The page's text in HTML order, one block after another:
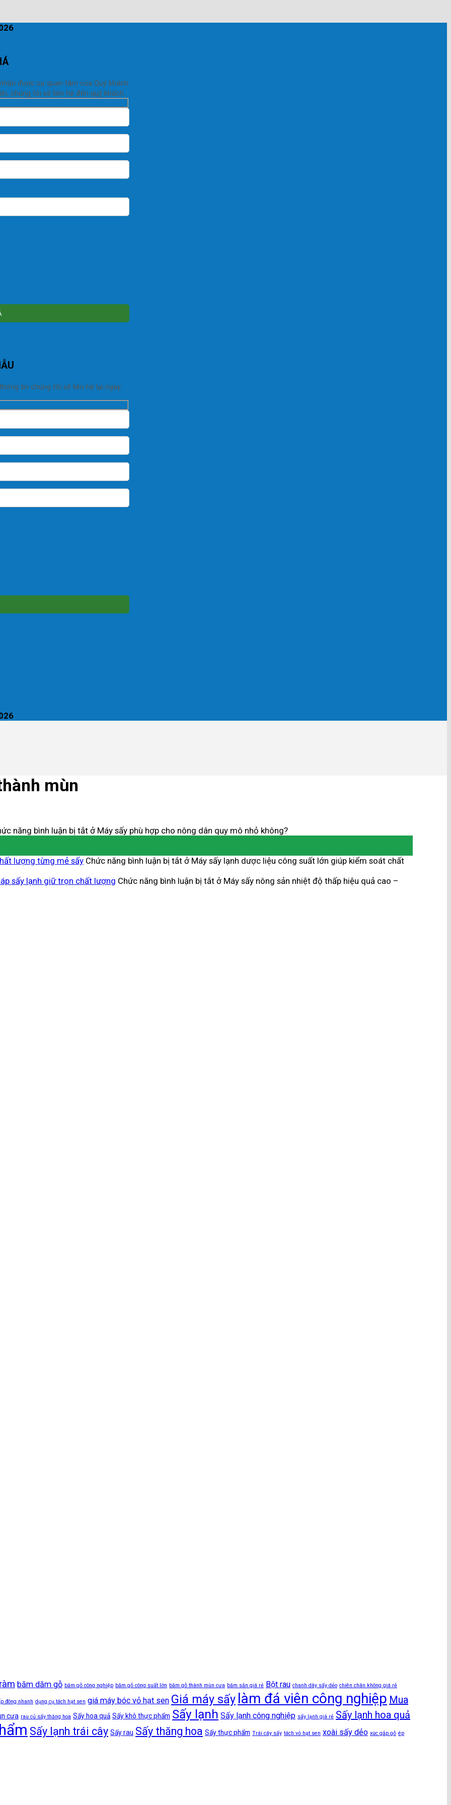
được sự quan tâm của Quý khách
chúng tôi sẽ liên hệ đến quý khách.
tin chúng tôi sẽ liên hệ lại ngay.
mùn
năng bình luận bị tắt ở Máy sấy phù hợp cho nông dân quy mô nhỏ không?
lượng từng mẻ sấy Chức năng bình luận bị tắt ở Máy sấy lạnh dược liệu công suất lớn giúp kiểm soát chất
sấy lạnh giữ trọn chất lượng Chức năng bình luận bị tắt ở Máy sấy nông sản nhiệt độ thấp hiệu quả cao –
băm dăm gỗ băm gỗ công nghiệp băm gỗ công suất lớn băm gỗ thành mùn cưa băm sắn giá rẻ Bột rau chanh dây sấy dẻo chiên chân không giá rẻ
đông nhanh dụng cụ tách hạt sen giá máy bóc vỏ hạt sen Giá máy sấy làm đá viên công nghiệp Mua
cưa rau củ sấy thăng hoa Sấy hoa quả Sấy khô thực phẩm Sấy lạnh Sấy lạnh công nghiệp sấy lạnh giá rẻ Sấy lạnh hoa quả
Sấy lạnh trái cây Sấy rau Sấy thăng hoa Sấy thực phẩm Trái cây sấy tách vỏ hạt sen xoài sấy dẻo xúc gắp gỗ ép